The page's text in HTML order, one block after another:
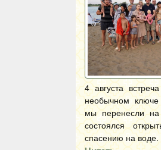
4 августа
необычном
мы перенесли на
состоялся
спасению на воде.